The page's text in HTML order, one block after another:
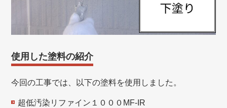
使用した塗料の紹介
今回の工事では、以下の塗料を使用しました。
超低汚染リファイン１０００MF-IR